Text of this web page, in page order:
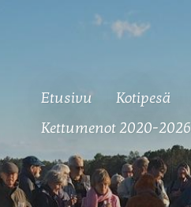
Etusivu Kotipesä
Kettumenot 2020-2026